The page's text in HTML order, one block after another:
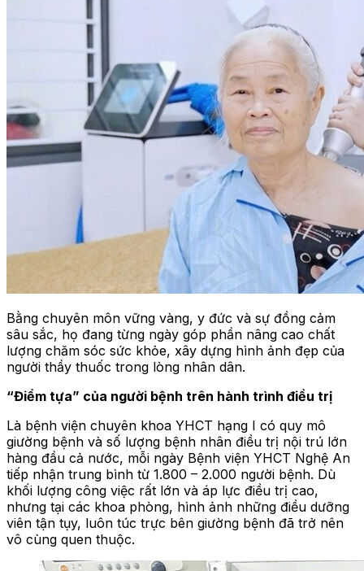
Bằng chuyên môn vững vàng, y đức và sự đồng cảm
sâu sắc, họ đang từng ngày góp phần nâng cao chất
lượng chăm sóc sức khỏe, xây dựng hình ảnh đẹp của
người thầy thuốc trong lòng nhân dân.
“Điểm tựa” của người bệnh trên hành trình điều trị
Là bệnh viện chuyên khoa YHCT hạng I có quy mô
giường bệnh và số lượng bệnh nhân điều trị nội trú lớn
hàng đầu cả nước, mỗi ngày Bệnh viện YHCT Nghệ An
tiếp nhận trung bình từ 1.800 – 2.000 người bệnh. Dù
khối lượng công việc rất lớn và áp lực điều trị cao,
nhưng tại các khoa phòng, hình ảnh những điều dưỡng
viên tận tụy, luôn túc trực bên giường bệnh đã trở nên
vô cùng quen thuộc.